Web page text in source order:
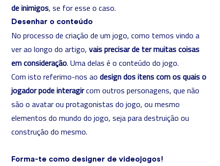
de inimigos, se for esse o caso.
Desenhar o conteúdo
No processo de criação de um jogo, como temos vindo a
ver ao longo do artigo, vais precisar de ter muitas coisas
em consideração. Uma delas é o conteúdo do jogo.
Com isto referimo-nos ao design dos itens com os quais o
jogador pode interagircom outros personagens, que não
são o avatar ou protagonistas do jogo, ou mesmo
elementos do mundo do jogo, seja para destruição ou
construção do mesmo.
Forma-te como designer de videojogos!